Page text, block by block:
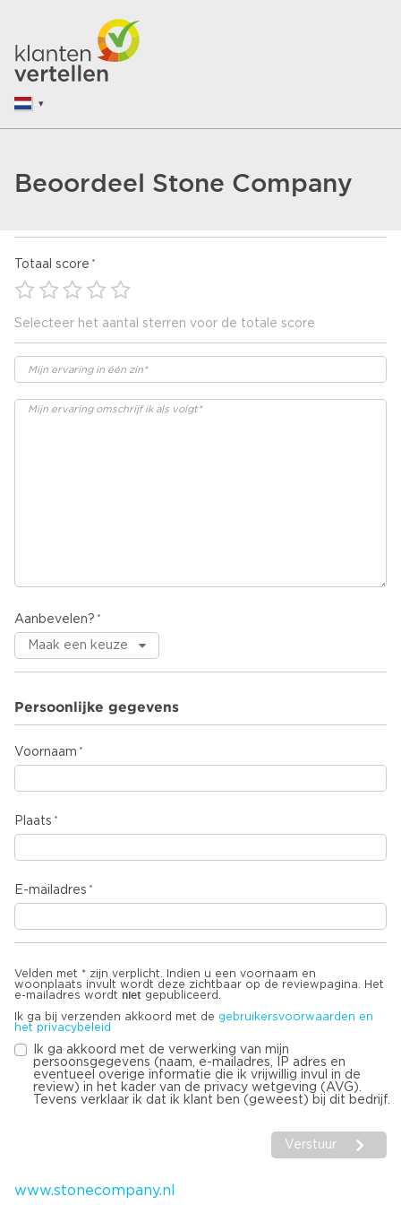
Beoordeel Stone Company
Totaal score
Selecteer het aantal sterren voor de totale score
Aanbevelen?
Persoonlijke gegevens
Voornaam
Plaats
E-mailadres
Velden met * zijn verplicht. Indien u een voornaam en
woonplaats invult wordt deze zichtbaar op de reviewpagina. Het
e-mailadres wordt niet gepubliceerd.
Ik ga bij verzenden akkoord met de gebruikersvoorwaarden en
het privacybeleid
Ik ga akkoord met de verwerking van mijn
persoonsgegevens (naam, e-mailadres, IP adres en
eventueel overige informatie die ik vrijwillig invul in de
review) in het kader van de privacy wetgeving (AVG).
Tevens verklaar ik dat ik klant ben (geweest) bij dit bedrijf.
Verstuur
www.stonecompany.nl